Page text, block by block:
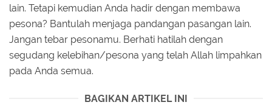
lain. Tetapi kemudian Anda hadir dengan membawa
pesona? Bantulah menjaga pandangan pasangan lain.
Jangan tebar pesonamu. Berhati hatilah dengan
segudang kelebihan/pesona yang telah Allah limpahkan
pada Anda semua.
BAGIKAN ARTIKEL INI